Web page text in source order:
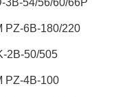
3B-54/56/60/66P
PZ-6B-180/220
2B-50/505
PZ-4B-100